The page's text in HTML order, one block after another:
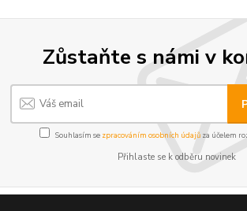
Zůstaňte s námi v
Souhlasím se zpracováním osobních údajůza účelem
Přihlaste se k odběru novinek